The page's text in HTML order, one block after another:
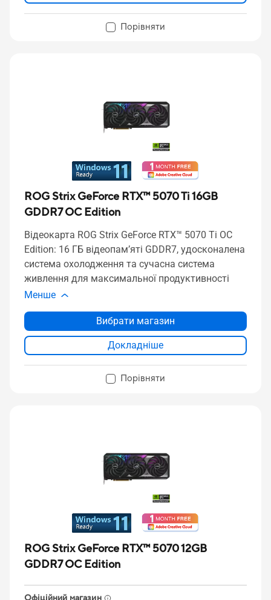
Порівняти
ROG Strix GeForce RTX™ 5070 Ti 16GB
GDDR7 OC Edition
Відеокарта ROG Strix GeForce RTX™ 5070 Ti OC
Edition: 16 ГБ відеопам’яті GDDR7, удосконалена
система охолодження та сучасна система
живлення для максимальної продуктивності
Менше
Вибрати магазин
Докладніше
Порівняти
ROG Strix GeForce RTX™ 5070 12GB
GDDR7 OC Edition